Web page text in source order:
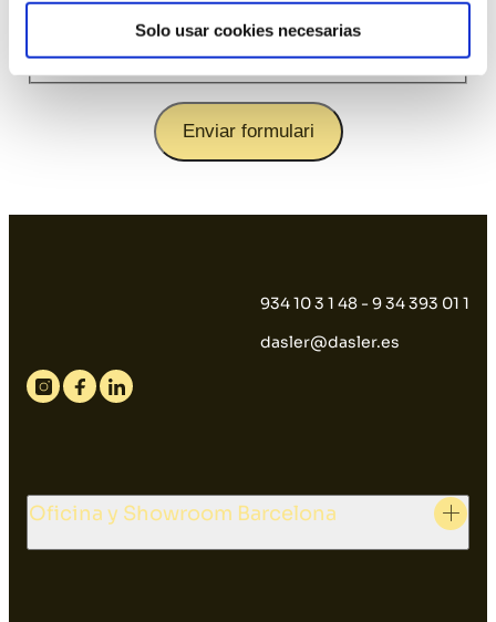
Solo usar cookies necesarias
Enviar formulari
934 10 3 1 48 - 9 34 393 01 1
dasler@dasler.es
Instagram
FacebookLinkedin
Oficina y Showroom Barcelona